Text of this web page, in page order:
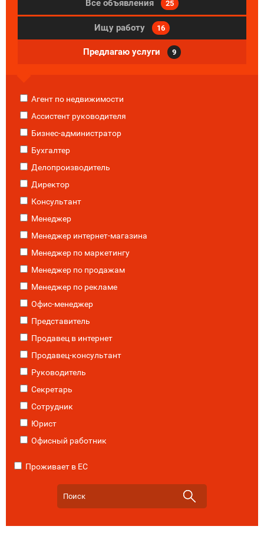
Все объявления 25
Ищу работу 16
Предлагаю услуги 9
Агент по недвижимости
Ассистент руководителя
Бизнес-администратор
Бухгалтер
Делопроизводитель
Директор
Консультант
Менеджер
Менеджер интернет-магазина
Менеджер по маркетингу
Менеджер по продажам
Менеджер по рекламе
Офис-менеджер
Представитель
Продавец в интернет
Продавец-консультант
Руководитель
Секретарь
Сотрудник
Юрист
Офисный работник
Проживает в ЕС